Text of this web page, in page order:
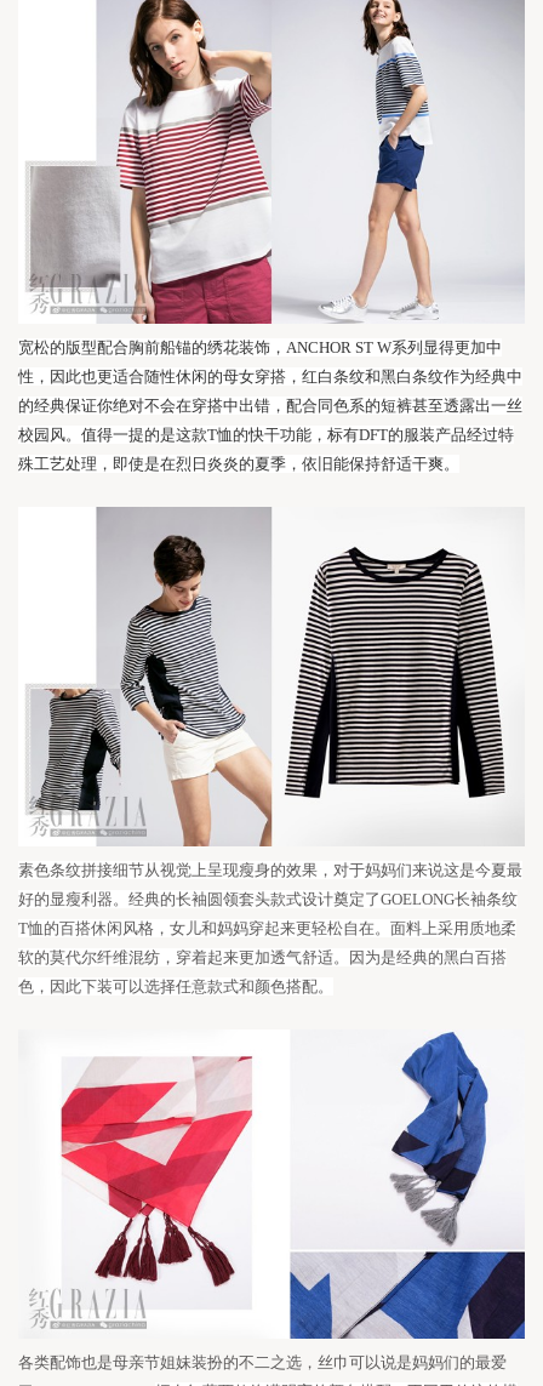
宽松的版型配合胸前船锚的绣花装饰， ANCHOR ST W系列显得更加中
性，因此也更适合随性休闲的母女穿搭，红白条纹和黑白条纹作为经典中
的经典保证你绝对不会在穿搭中出错，配合同色系的短裤甚至透露出一丝
校园风。值得一提的是这款T恤的快干功能，标有DFT的服装产品经过特
殊工艺处理，即使是在烈日炎炎的夏季，依旧能保持舒适干爽。
素色条纹拼接细节从视觉上呈现瘦身的效果，对于妈妈们来说这是今夏最
好的显瘦利器。经典的长袖圆领套头款式设计奠定了GOELONG长袖条纹
T恤 的百搭休闲风格，女儿和妈妈穿起来更轻松自在。面料上采用质地柔
软的莫代尔纤维混纺，穿着起来更加透气舒适。因为是经典的黑白百搭
色，因此下装可以选择任意款式和颜色搭配。
各类配饰也是母亲节姐妹装扮的不二之选 ，丝巾可以说是妈妈们的最爱